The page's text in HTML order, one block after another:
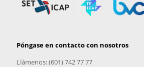
Póngase en contacto con nosotros
Llámenos: (601) 742 77 77